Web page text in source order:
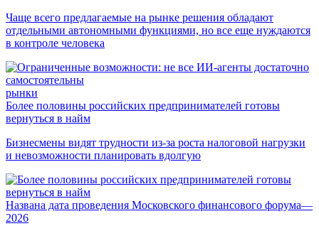
Чаще всего предлагаемые на рынке решения обладают
отдельными автономными функциями, но все еще нуждаются
в контроле человека
рынки
Более половины российских предпринимателей готовы
вернуться в найм
Бизнесмены видят трудности из-за роста налоговой нагрузки
и невозможности планировать вдолгую
Названа дата проведения Московского финансового форума—
2026